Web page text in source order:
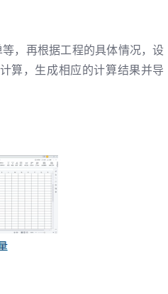
，再根据工程的具体情况，设
算，生成相应的计算结果并导